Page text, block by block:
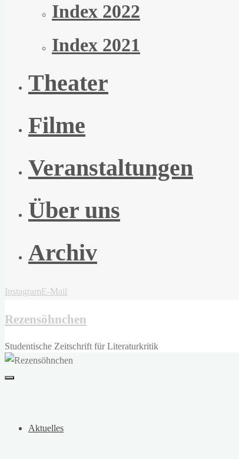
Index 2022
Index 2021
Theater
Filme
Veranstaltungen
Über uns
Archiv
InstagramE-Mail
Rezensöhnchen
Studentische Zeitschrift für Literaturkritik
Aktuelles